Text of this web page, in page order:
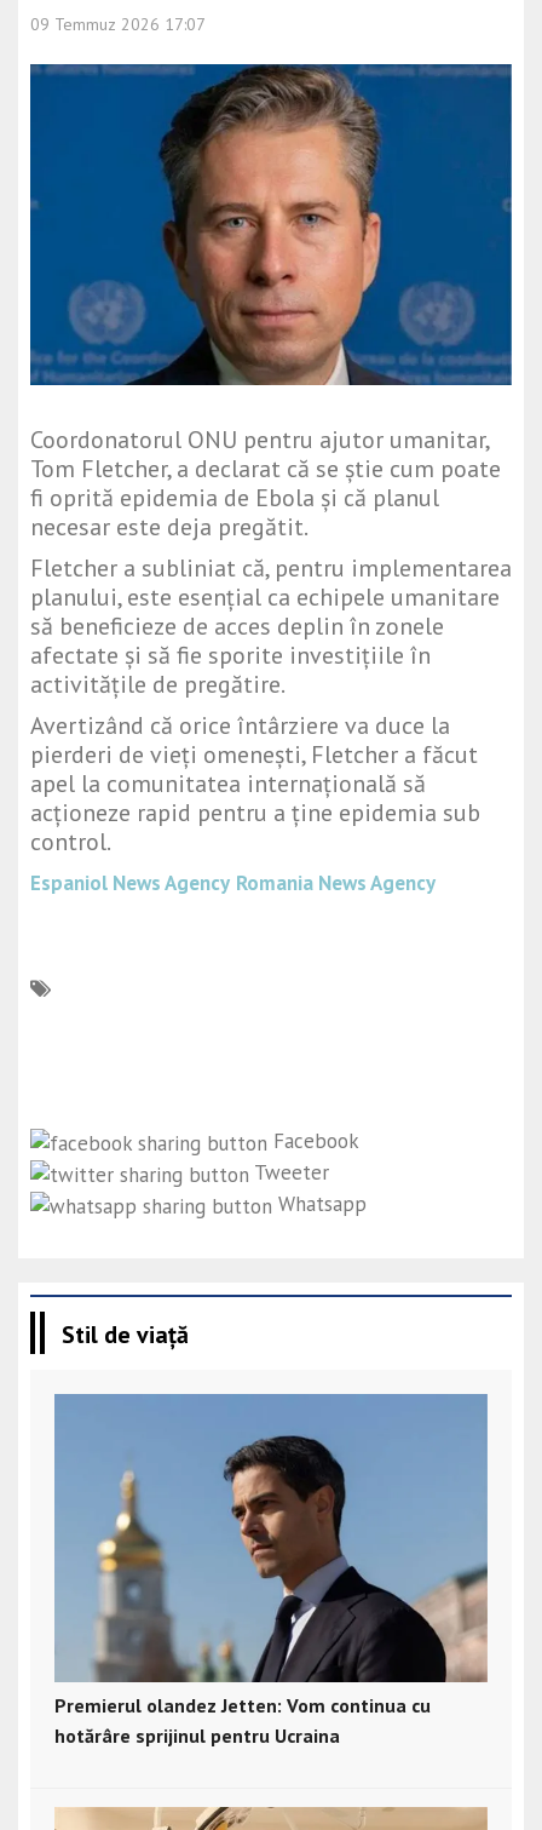
09 Temmuz 2026 17:07
Coordonatorul ONU pentru ajutor umanitar,
Tom Fletcher, a declarat că se știe cum poate
fi oprită epidemia de Ebola și că planul
necesar este deja pregătit.
Fletcher a subliniat că, pentru implementarea
planului, este esențial ca echipele umanitare
să beneficieze de acces deplin în zonele
afectate și să fie sporite investițiile în
activitățile de pregătire.
Avertizând că orice întârziere va duce la
pierderi de vieți omenești, Fletcher a făcut
apel la comunitatea internațională să
acționeze rapid pentru a ține epidemia sub
control.
Espaniol News Agency Romania News Agency
Facebook
Tweeter
Whatsapp
Stil de viață
Premierul olandez Jetten: Vom continua cu
hotărâre sprijinul pentru Ucraina